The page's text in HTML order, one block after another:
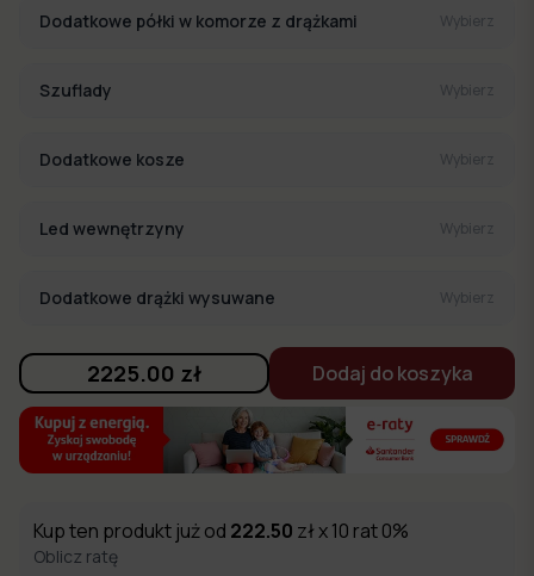
Dodatkowe półki w komorze z drążkami Wybierz
Szuflady Wybierz
Dodatkowe kosze Wybierz
Led wewnętrzyny Wybierz
Dodatkowe drążki wysuwane Wybierz
2225.00 zł Dodaj do koszyka
Kup ten produkt już od 222.50 zł x 10 rat 0%
Oblicz ratę